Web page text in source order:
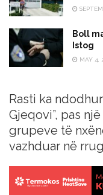
Boll
Istog
MAY 4,
Rasti ka
Gjeqovi”, pas
grupeve të
vazhduar në